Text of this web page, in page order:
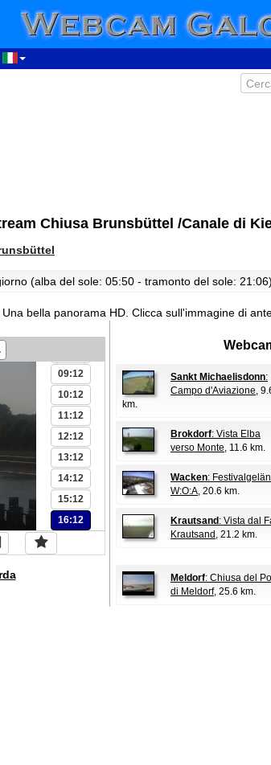
Chiusa Brunsbüttel /Canale di
(alba del sole: 05:50 - tramonto del sole: 21:06)
Una bella panorama HD. Clicca sull'immagine di
02:12
06:12
09:12
10:12
11:12
12:12
13:12
14:12
15:12
16:12
Sankt Michaelisdonn:
Campo d'Aviazione,
km.
Brokdorf: Vista Elba
verso Monte, 11.6 km.
Wacken:
W:O:A, 20.6 km.
Krautsand : Vista dal
Krautsand , 21.2 km.
Meldorf: Chiusa del
di Meldorf, 25.6 km.